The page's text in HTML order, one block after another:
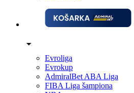
Evroliga
Evrokup
AdmiralBet ABA Liga
FIBA Liga šampiona